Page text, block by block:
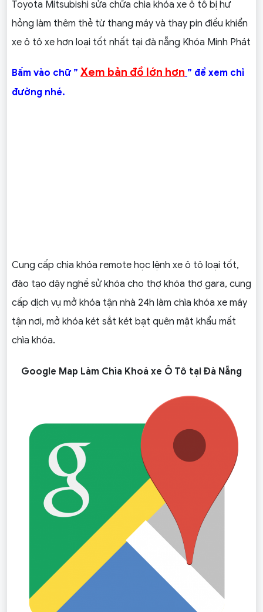
Toyota Mitsubishi sửa chữa chìa khóa xe ô tô bị hư
hỏng làm thêm thẻ từ thang máy và thay pin điều khiển
xe ô tô xe hơn loại tốt nhất tại đà nẵng Khóa Minh Phát
Bấm vào chữ ” Xem bản đồ lớn hơn ” để xem chỉ
đường nhé.
Cung cấp chìa khóa remote học lệnh xe ô tô loại tốt,
đào tạo dậy nghề sử khóa cho thợ khóa thợ gara, cung
cấp dịch vụ mở khóa tận nhà 24h làm chìa khóa xe máy
tận nơi, mở khóa két sắt két bạt quên mật khẩu mất
chìa khóa.
Google Map Làm Chìa Khoá xe Ô Tô tại Đà Nẵng